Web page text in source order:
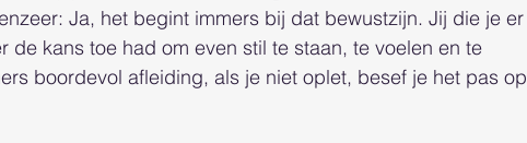
Ja, het begint immers bij dat bewustzijn. Jij die je er
de kans toe had om even stil te staan, te voelen en te
boordevol afleiding, als je niet oplet, besef je het pas op